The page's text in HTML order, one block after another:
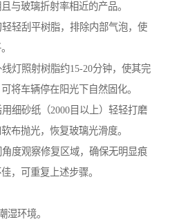
与玻璃折射率相近的产品。
轻刮平树脂，排除内部气泡，使
灯照射树脂约15-20分钟，使其完
将车辆停在阳光下自然固化。
细砂纸（2000目以上）轻轻打磨
布抛光，恢复玻璃光滑度。
度观察修复区域，确保无明显痕
，可重复上述步骤。
湿环境。